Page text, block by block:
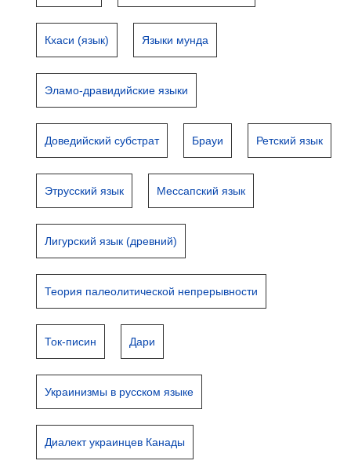
Кхаси (язык) Языки мунда
Эламо-дравидийские языки
Доведийский субстрат Брауи Ретский язык
Этрусский язык Мессапский язык
Лигурский язык (древний)
Теория палеолитической непрерывности
Ток-писин Дари
Украинизмы в русском языке
Диалект украинцев Канады